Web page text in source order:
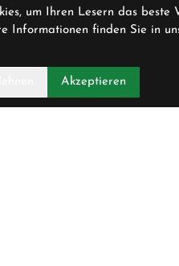
um Ihren Lesern das beste
Informationen finden Sie in
Akzeptieren